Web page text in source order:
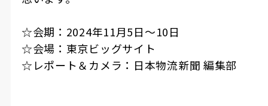
☆会期：2024年11月5日〜10日
☆会場：東京ビッグサイト
☆レポート＆カメラ：日本物流新聞 編集部